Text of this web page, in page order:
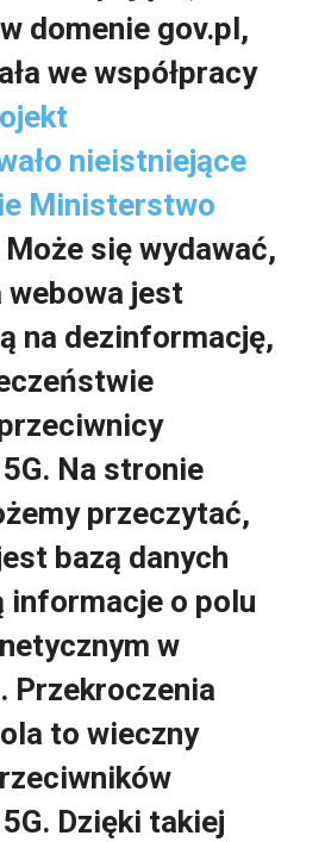
domenie gov.pl,
we współpracy
nieistniejące
Ministerstwo
Może się wydawać,
webowa jest
na dezinformację,
Na stronie
przeczytać,
bazą danych
informacje o polu
w
Przekroczenia
to wieczny
Dzięki takiej